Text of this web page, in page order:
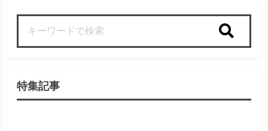
特集記事